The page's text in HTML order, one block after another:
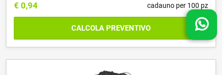
€ 0,94 cadauno per 100 pz
CALCOLA PREVENTIVO